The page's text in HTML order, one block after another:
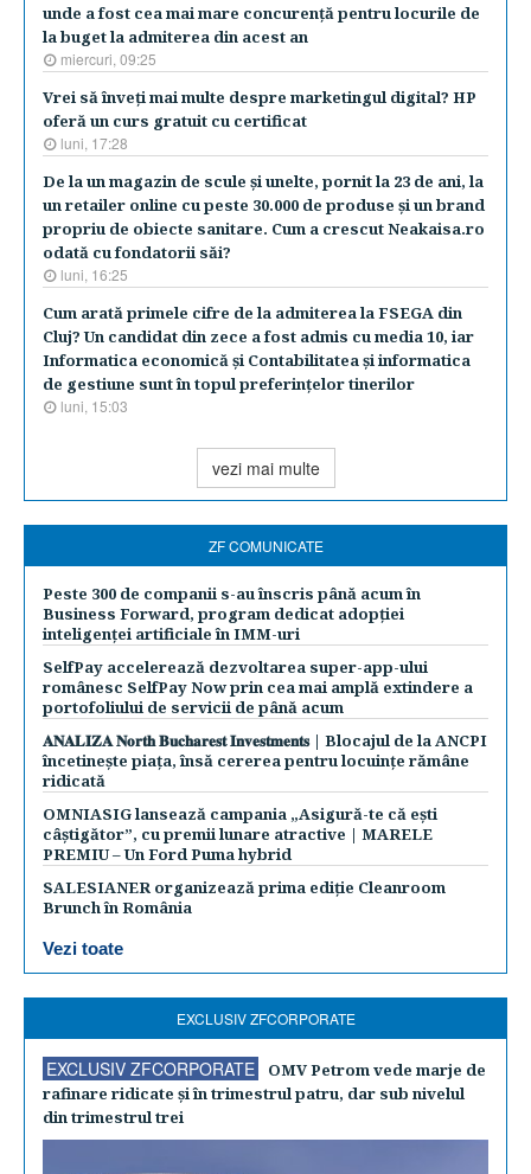
unde a fost cea mai mare concurenţă pentru locurile de
la buget la admiterea din acest an
miercuri, 09:25
Vrei să înveţi mai multe despre marketingul digital? HP
oferă un curs gratuit cu certificat
luni, 17:28
De la un magazin de scule şi unelte, pornit la 23 de ani, la
un retailer online cu peste 30.000 de produse şi un brand
propriu de obiecte sanitare. Cum a crescut Neakaisa.ro
odată cu fondatorii săi?
luni, 16:25
Cum arată primele cifre de la admiterea la FSEGA din
Cluj? Un candidat din zece a fost admis cu media 10, iar
Informatica economică şi Contabilitatea şi informatica
de gestiune sunt în topul preferinţelor tinerilor
luni, 15:03
vezi mai multe
ZF COMUNICATE
Peste 300 de companii s-au înscris până acum în
Business Forward, program dedicat adopției
inteligenței artificiale în IMM-uri
SelfPay accelerează dezvoltarea super-app-ului
românesc SelfPay Now prin cea mai amplă extindere a
portofoliului de servicii de până acum
𝐀𝐍𝐀𝐋𝐈𝐙𝐀 𝐍𝐨𝐫𝐭𝐡 𝐁𝐮𝐜𝐡𝐚𝐫𝐞𝐬𝐭 𝐈𝐧𝐯𝐞𝐬𝐭𝐦𝐞𝐧𝐭𝐬 | Blocajul de la ANCPI
încetinește piața, însă cererea pentru locuințe rămâne
ridicată
OMNIASIG lansează campania „Asigură-te că ești
câștigător”, cu premii lunare atractive | MARELE
PREMIU – Un Ford Puma hybrid
SALESIANER organizează prima ediție Cleanroom
Brunch în România
Vezi toate
EXCLUSIV ZFCORPORATE
EXCLUSIV ZFCORPORATE
OMV Petrom vede marje de
rafinare ridicate şi în trimestrul patru, dar sub nivelul
din trimestrul trei